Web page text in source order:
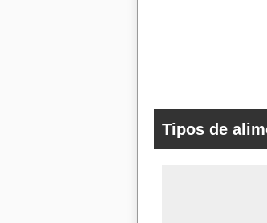
Tipos de